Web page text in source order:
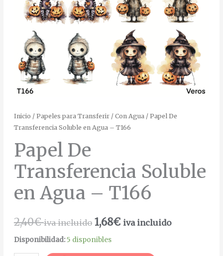
Inicio / Papeles para Transferir/ Con Agua/ Papel De
Transferencia Soluble en Agua – T166
Papel De
Transferencia Soluble
en Agua – T166
2,40€ iva incluido 1,68€ iva incluido
Disponibilidad:5 disponibles